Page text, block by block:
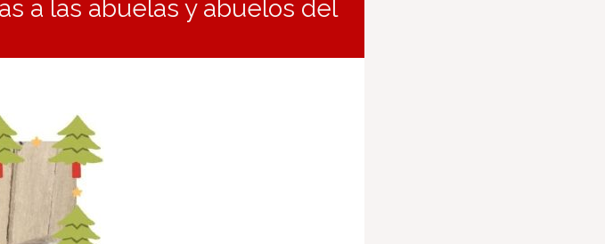
a las abuelas y abuelos del